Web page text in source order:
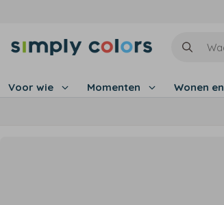
Voor wie Momenten Wonen